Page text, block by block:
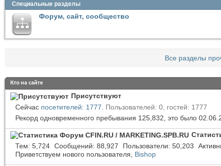
Специальные разделы
Форум, сайт, сообщество
Все разделы
Кто на сайте
Присутствуют
Сейчас посетителей: 1777
Пользователей: 0, гостей: 1777
Рекорд одновременного пребывания 125,832, это было
Тем 5,724 Сообщений 88,927 Пользователи 50,203
Приветствуем нового пользователя, Bishop